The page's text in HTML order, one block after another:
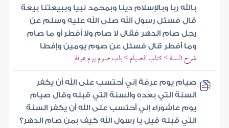
بالله ربا وبالإسلام دينا وبمحمد نبيا وببيعتنا بيعة
قال فسئل رسول الله صلى الله عليه وسلم عن
رجل صام الدهر فقال لا صام ولا أفطر أو ما صام
وما أفطر قال فسئل عن صوم يومين وإفطا
شرح السنة > كتاب الصيام > باب صوم يوم عرفة
صيام يوم عرفة إني أحتسب على الله أن يكفر
السنة التي بعده والسنة التي قبله وقال صيام
يوم عاشوراء إني أحتسب على الله أن يكفر السنة
التي قبله قيل يا رسول الله كيف بمن صام الدهر؟